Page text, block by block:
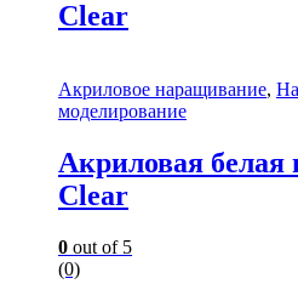
Clear
Акриловое наращивание,
моделирование
Акриловая белая
Clear
0 out of 5
(0)